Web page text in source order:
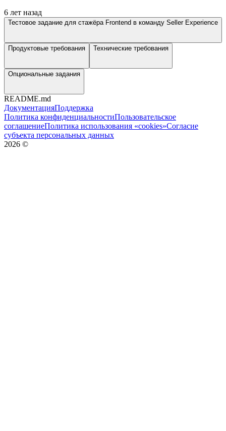
6 лет назад
Тестовое задание для стажёра Frontend в команду Seller Experience
Продуктовые требования Технические требования
Опциональные задания
README.md
ДокументацияПоддержка
Политика конфиденциальностиПользовательское
соглашениеПолитика использования «cookies»Согласие
субъекта персональных данных
2026 ©